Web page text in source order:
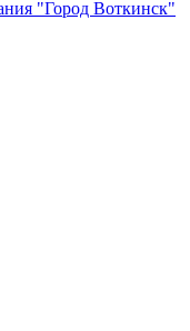
"Город Воткинск"